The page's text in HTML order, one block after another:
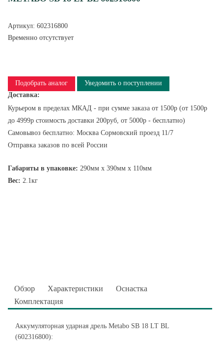
Артикул: 602316800
Временно отсутствует
Подобрать аналог
Уведомить о поступлении
Доставка:
Курьером в пределах МКАД - при сумме заказа от 1500р (от 1500р
до 4999р стоимость доставки 200руб, от 5000р - бесплатно)
Самовывоз бесплатно: Москва Сормовский проезд 11/7
Отправка заказов по всей России
Габариты в упаковке: 290мм x 390мм x 110мм
Вес: 2.1кг
Обзор Характеристики
Оснастка
Комплектация
Аккумуляторная ударная дрель Metabo SB 18 LT BL
(602316800):